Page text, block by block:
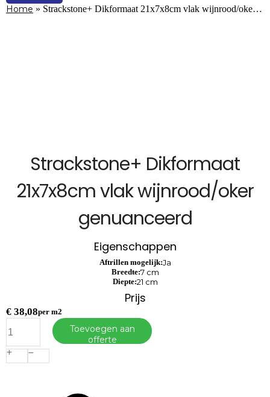
Home » Strackstone+ Dikformaat 21x7x8cm vlak wijnrood/oke…
Strackstone+ Dikformaat
21x7x8cm vlak wijnrood/oker
genuanceerd
Eigenschappen
Aftrillen mogelijk:Ja
Breedte:7 cm
Diepte:21 cm
Prijs
€ 38,08per m2
Strackstone+
Dikformaat
21x7x8cm
vlak
wijnrood/oker
Toevoegen aan
offerte